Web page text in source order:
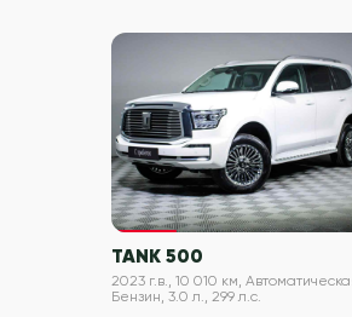
VIN проверен
TANK 500
2023 г.в., 10 010 км,
Бензин, 3.0 л., 299 л.с.